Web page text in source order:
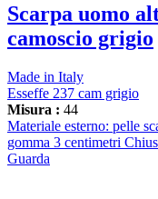
Scarpa uomo
camoscio grigio
Made in Italy
Esseffe 237 cam grigio
Misura : 44
Materiale esterno: pelle
gomma 3 centimetri
Guarda